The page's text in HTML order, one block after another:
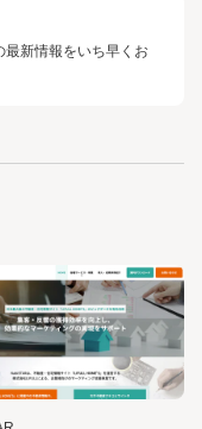
新情報をいち早くお